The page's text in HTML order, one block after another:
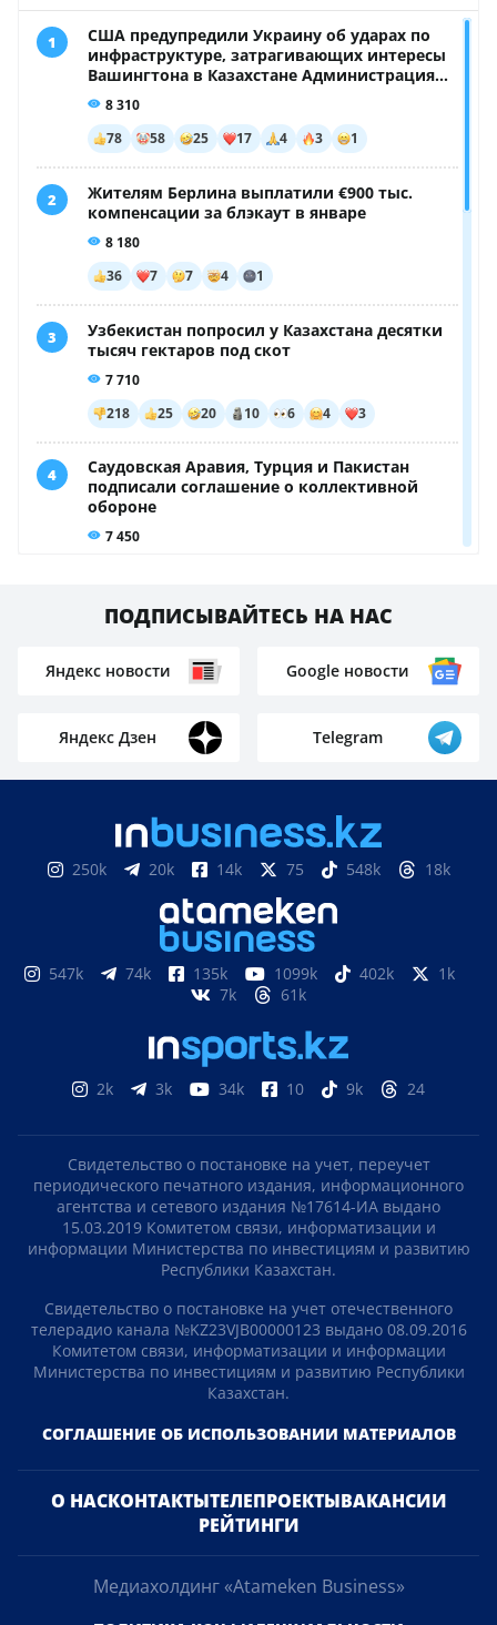
ПОДПИСЫВАЙТЕСЬ НА НАС
Яндекс новости Google новости
Яндекс Дзен Telegram
250k 20k 14k 75 548k 18k
547k 74k 135k 1099k 402k
1k
7k
61k
2k 3k 34k 10 9k 24
Свидетельство о постановке на учет, переучет
периодического печатного издания, информационного
агентства и сетевого издания №17614-ИА выдано
15.03.2019 Комитетом связи, информатизации и
информации Министерства по инвестициям и развитию
Республики Казахстан.
Свидетельство о постановке на учет отечественного
телерадио канала №KZ23VJB00000123 выдано 08.09.2016
Комитетом связи, информатизации и информации
Министерства по инвестициям и развитию Республики
Казахстан.
СОГЛАШЕНИЕ ОБ ИСПОЛЬЗОВАНИИ МАТЕРИАЛОВ
О НАСКОНТАКТЫТЕЛЕПРОЕКТЫВАКАНСИИ
РЕЙТИНГИ
Медиахолдинг «Atameken Business»